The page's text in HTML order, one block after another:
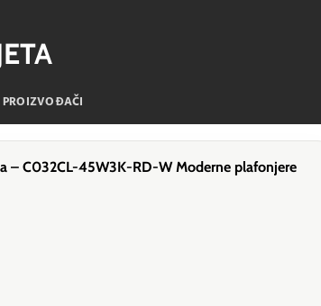
PROIZVOĐAČI